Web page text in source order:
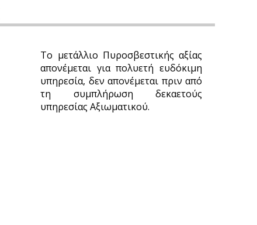
Το μετάλλιο Πυροσβεστικής αξίας
απονέμεται για πολυετή ευδόκιμη
υπηρεσία, δεν απονέμεται πριν από
τη συμπλήρωση δεκαετούς
υπηρεσίας Αξιωματικού.